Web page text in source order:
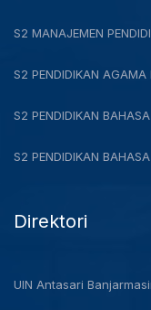
S2 MANAJEMEN
S2 PENDIDIKAN AGAMA
S2 PENDIDIKAN
S2 PENDIDIKAN
Direktori
UIN Antasari